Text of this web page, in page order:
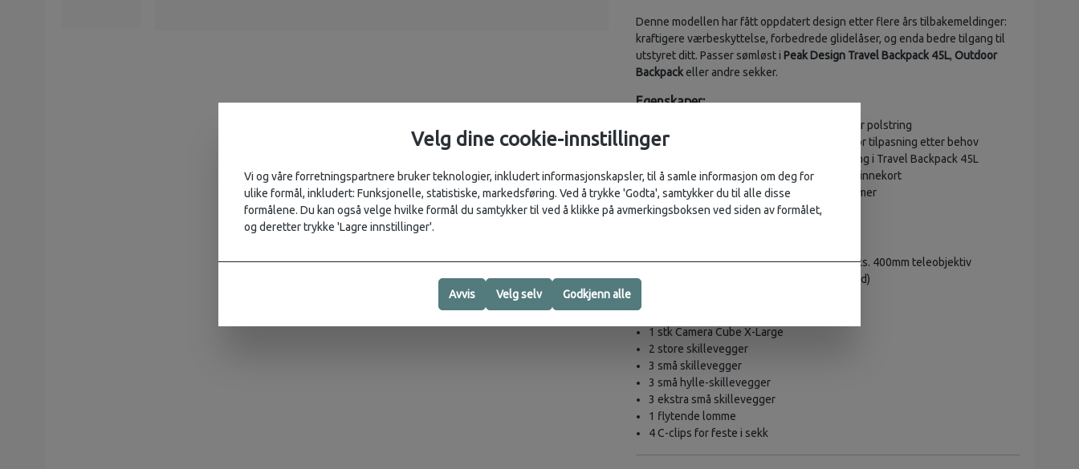
Denne modellen har fått oppdatert design etter flere års tilbakemeldinger:
kraftigere værbeskyttelse, forbedrede glidelåser, og enda bedre tilgang til
utstyret ditt. Passer sømløst i Peak Design Travel Backpack 45L, Outdoor
Backpackeller andre sekker.
Egenskaper:
Full åpning for enkel tilgang – med avtakbar polstring
FlexFold™-skillevegger
i ulike størrelser for tilpasning etter behov
Dobbel sideglidelås – perfekt for sideåpning i Travel Backpack 45L
Flytende lommetil småting som filtre og minnekort
Værbestandige glidelåser og teipede sømmer
Spesifikasjoner:
📐Innermål:43,5 × 32,5 × 16 cm – rommer f.eks. 400mm teleobjektiv
⚖️
599 g (uten skillevegger), 1077 g (med)
Innhold i esken:
1 stk Camera Cube X-Large
2 store skillevegger
3 små skillevegger
3 små hylle-skillevegger
3 ekstra små skillevegger
1 flytende lomme
4 C-clips for feste i sekk
Velg dine cookie-innstillinger
Vi og våre forretningspartnere bruker teknologier, inkludert informasjonskapsler, til å samle informasjon om deg for
ulike formål, inkludert: Funksjonelle, statistiske, markedsføring. Ved å trykke 'Godta', samtykker du til alle disse
formålene. Du kan også velge hvilke formål du samtykker til ved å klikke på avmerkingsboksen ved siden av formålet,
og deretter trykke 'Lagre innstillinger'.
Avvis Velg selv Godkjenn alle